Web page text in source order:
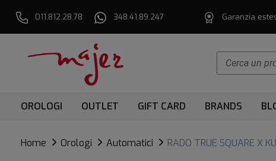
011.812.28.78 348.41.89.247 Garanzia
OROLOGI OUTLET GIFT CARD BRANDS
Home Orologi Automatici RADO TRUE SQUARE X